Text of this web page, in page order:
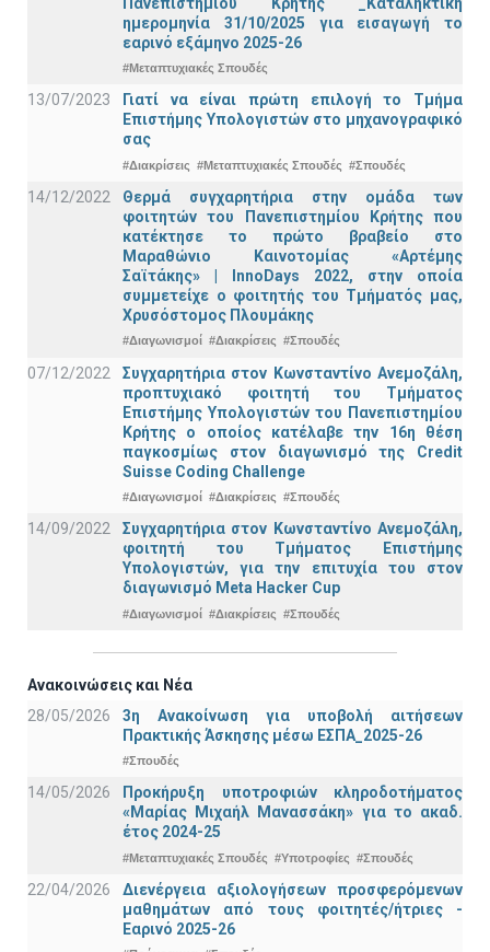
ημερομηνία 31/10/2025 για εισαγωγή το
εαρινό εξάμηνο 2025-26
#Μεταπτυχιακές Σπουδές
13/07/2023
Γιατί να είναι πρώτη επιλογή το Τμήμα
Επιστήμης Υπολογιστών στο μηχανογραφικό
σας
#Διακρίσεις #Μεταπτυχιακές Σπουδές #Σπουδές
14/12/2022
Θερμά συγχαρητήρια στην ομάδα των
φοιτητών του Πανεπιστημίου Κρήτης που
κατέκτησε το πρώτο βραβείο στο
Μαραθώνιο Καινοτομίας «Αρτέμης
Σαϊτάκης» | InnoDays 2022, στην οποία
συμμετείχε ο φοιτητής του Τμήματός μας,
Χρυσόστομος Πλουμάκης
#Διαγωνισμοί #Διακρίσεις #Σπουδές
07/12/2022
Συγχαρητήρια στον Κωνσταντίνο Ανεμοζάλη,
προπτυχιακό φοιτητή του Τμήματος
Επιστήμης Υπολογιστών του Πανεπιστημίου
Κρήτης ο οποίος κατέλαβε την 16η θέση
παγκοσμίως στον διαγωνισμό της Credit
Suisse Coding Challenge
#Διαγωνισμοί #Διακρίσεις #Σπουδές
14/09/2022
Συγχαρητήρια στον Κωνσταντίνο Ανεμοζάλη,
φοιτητή του Τμήματος Επιστήμης
Υπολογιστών, για την επιτυχία του στον
διαγωνισμό Meta Hacker Cup
#Διαγωνισμοί #Διακρίσεις #Σπουδές
Ανακοινώσεις και Νέα
28/05/2026
3η Ανακοίνωση για υποβολή αιτήσεων
Πρακτικής Άσκησης μέσω ΕΣΠΑ_2025-26
#Σπουδές
14/05/2026
Προκήρυξη υποτροφιών κληροδοτήματος
«Μαρίας Μιχαήλ Μανασσάκη» για το ακαδ.
έτος 2024-25
#Μεταπτυχιακές Σπουδές #Υποτροφίες #Σπουδές
22/04/2026
Διενέργεια αξιολογήσεων προσφερόμενων
μαθημάτων από τους φοιτητές/ήτριες -
Εαρινό 2025-26